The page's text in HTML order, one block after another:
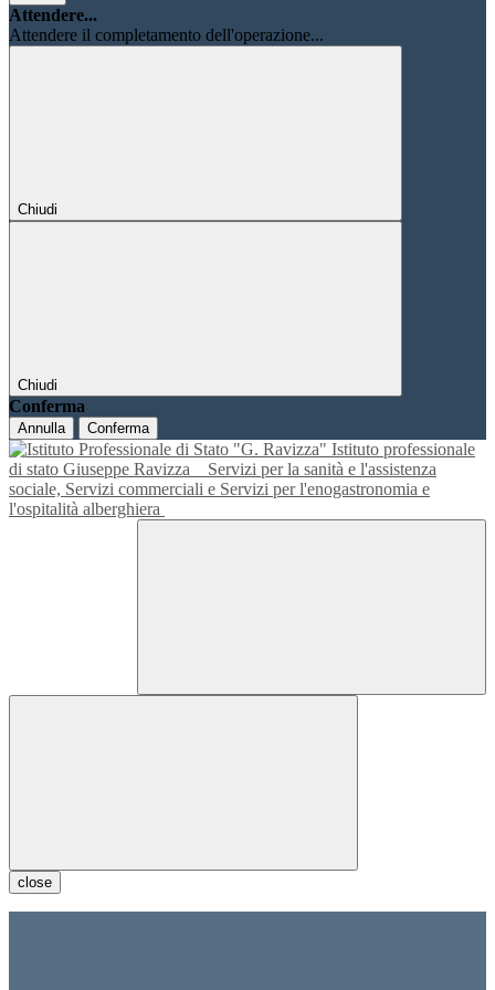
Attendere...
Attendere il completamento dell'operazione...
Chiudi
Chiudi
Conferma
Annulla Conferma
Istituto professionale
di stato Giuseppe Ravizza
Servizi per la sanità e l'assistenza
sociale, Servizi commerciali e Servizi per l'enogastronomia e
l'ospitalità alberghiera
close